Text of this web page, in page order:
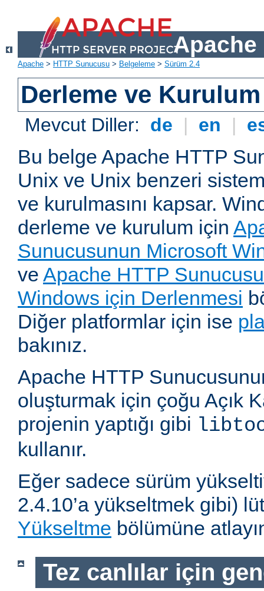
Apache
Apache > HTTP Sunucusu > Belgeleme > Sürüm 2.4
Derleme ve Kurulum
Mevcut Diller: de | en |
Bu belge Apache HTTP
Unix ve Unix benzeri
ve kurulmasını kapsar.
derleme ve kurulum için
Sunucusunun Microsoft
ve Apache HTTP
Windows için Derlenmesi
Diğer platformlar için ise
bakınız.
Apache HTTP
oluşturmak için çoğu Açık
projenin yaptığı gibi
kullanır.
Eğer sadece sürüm
2.4.10’a yükseltmek gibi)
Yükseltme bölümüne
Tez canlılar için